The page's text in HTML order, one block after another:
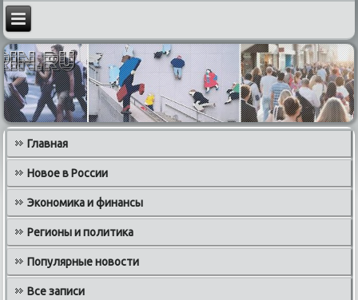
Главная
Новое в России
Экономика и финансы
Регионы и политика
Популярные новости
Все записи